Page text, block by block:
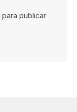
para publicar